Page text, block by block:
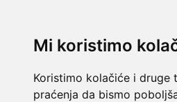
Mi koristimo
Koristimo kolačiće i druge
praćenja da bismo